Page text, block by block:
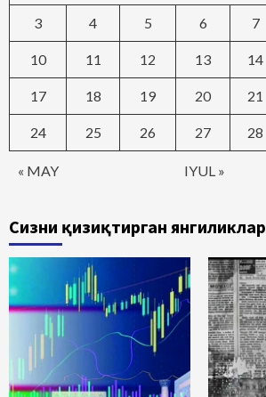
« MAY IYUL »
3 4 5 6 7
10 11 12 13 14
17 18 19 20 21
24 25 26 27 28
Сизни қизиқтирган янгиликлар